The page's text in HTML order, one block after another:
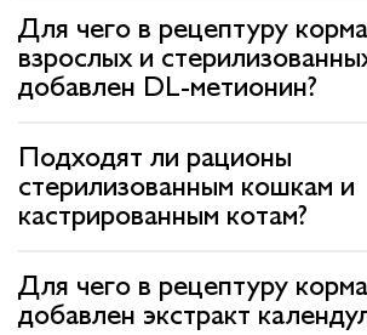
Для чего в рецептуру
взрослых и
добавлен DL-метионин?
Подходят ли рационы
стерилизованным кошкам и
кастрированным котам?
Для чего в рецептуру корма
добавлен экстракт